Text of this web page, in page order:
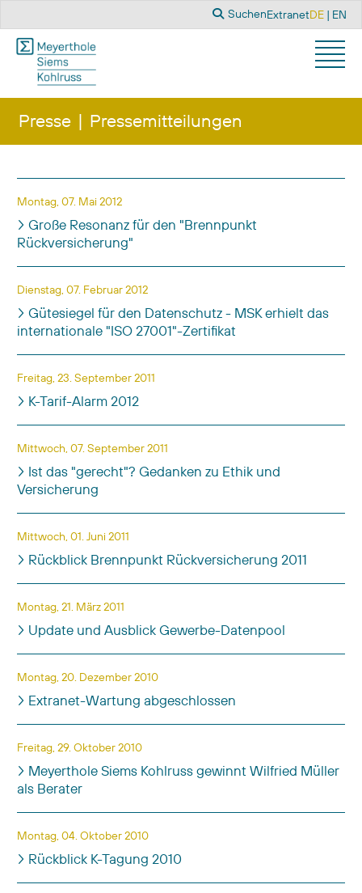
Suchen
SuchenExtranetSprache
DE EN
Presse Pressemitteilungen
Montag, 07. Mai 2012
Große Resonanz für den "Brennpunkt
Rückversicherung"
Dienstag, 07. Februar 2012
Gütesiegel für den Datenschutz - MSK erhielt das
internationale "ISO 27001"-Zertifikat
Freitag, 23. September 2011
K-Tarif-Alarm 2012
Mittwoch, 07. September 2011
Ist das "gerecht"? Gedanken zu Ethik und
Versicherung
Mittwoch, 01. Juni 2011
Rückblick Brennpunkt Rückversicherung 2011
Montag, 21. März 2011
Update und Ausblick Gewerbe-Datenpool
Montag, 20. Dezember 2010
Extranet-Wartung abgeschlossen
Freitag, 29. Oktober 2010
Meyerthole Siems Kohlruss gewinnt Wilfried Müller
als Berater
Montag, 04. Oktober 2010
Rückblick K-Tagung 2010